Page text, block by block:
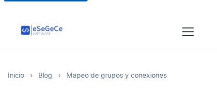
Inicio › Blog › Mapeo de grupos y conexiones